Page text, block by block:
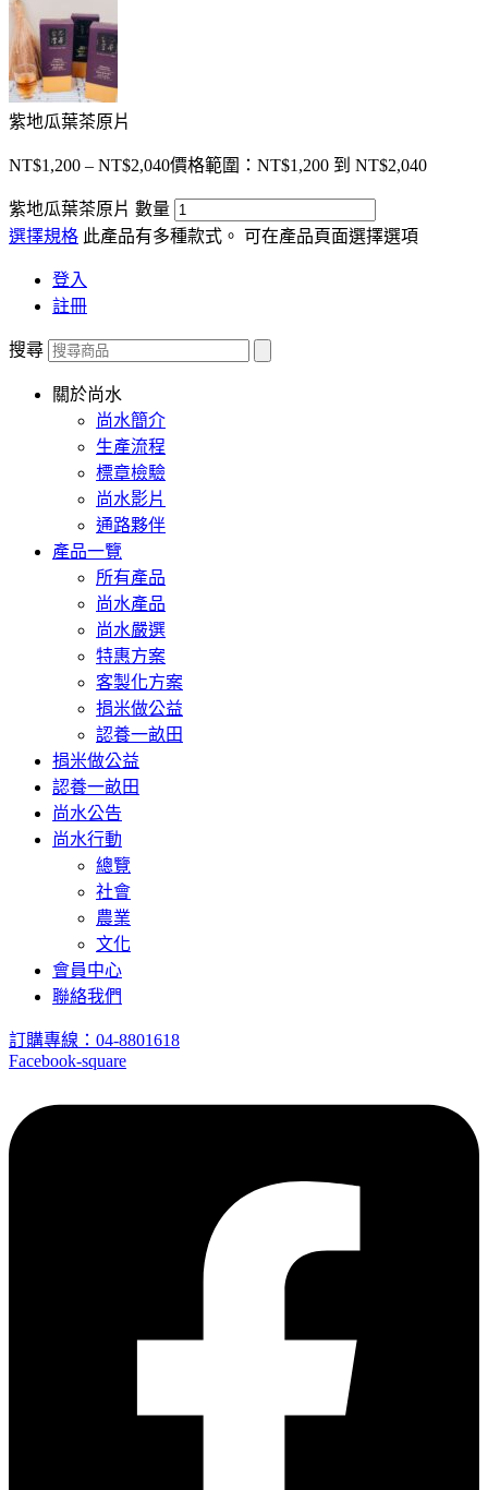
紫地瓜葉茶原片
NT$1,200 – NT$2,040價格範圍：NT$1,200 到 NT$2,040
紫地瓜葉茶原片 數量
選擇規格 此產品有多種款式。 可在產品頁面選擇選項
登入
註冊
搜尋
關於尚水
尚水簡介
生產流程
標章檢驗
尚水影片
通路夥伴
產品一覽
所有產品
尚水產品
尚水嚴選
特惠方案
客製化方案
捐米做公益
認養一畝田
捐米做公益
認養一畝田
尚水公告
尚水行動
總覽
社會
農業
文化
會員中心
聯絡我們
訂購專線：04-8801618
Facebook-square